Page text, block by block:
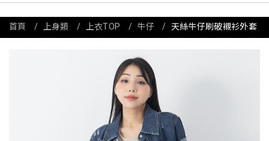
首頁 上身類 上衣TOP 牛仔 天絲牛仔刷破襯衫外套